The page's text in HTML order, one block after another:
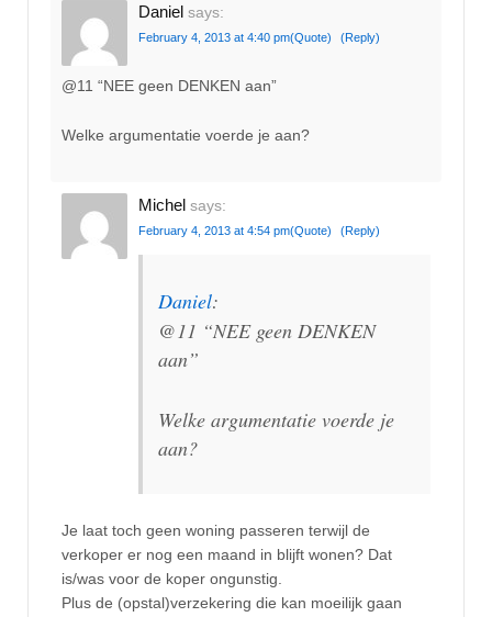
Daniel says:
February 4, 2013 at 4:40 pm(Quote) (Reply)
@11 “NEE geen DENKEN aan”
Welke argumentatie voerde je aan?
Michel says:
February 4, 2013 at 4:54 pm(Quote) (Reply)
Daniel:
@11 “NEE geen DENKEN
aan”
Welke argumentatie voerde je
aan?
Je laat toch geen woning passeren terwijl de
verkoper er nog een maand in blijft wonen? Dat
is/was voor de koper ongunstig.
Plus de (opstal)verzekering die kan moeilijk gaan